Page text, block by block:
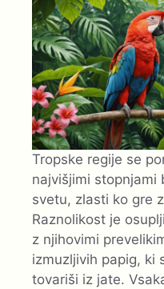
Tropske regije se
najvišjimi stopnjami
svetu, zlasti ko gre
Raznolikost je
z njihovimi
izmuzljivih papig, ki
tovariši iz jate.